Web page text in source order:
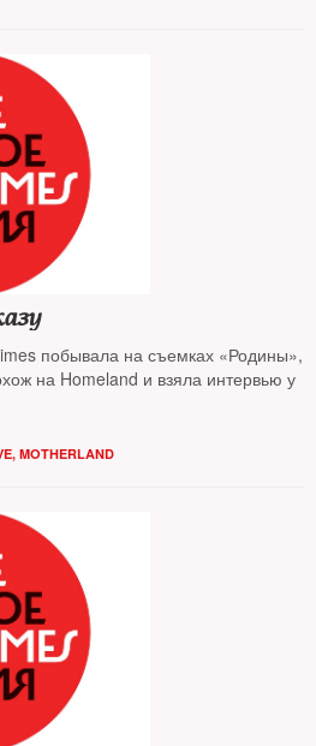
побывала на съемках «Родины»,
на Homeland и взяла интервью у
, MOTHERLAND